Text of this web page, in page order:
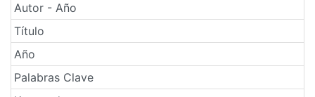
Autor - Año
Título
Año
Palabras Clave